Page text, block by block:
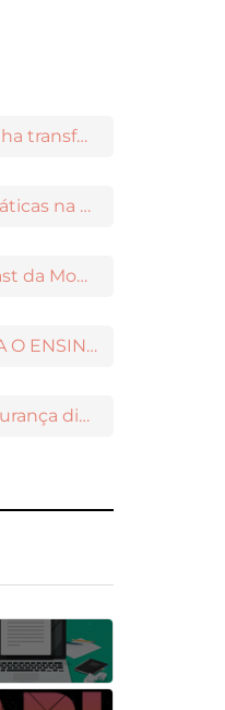
Maria Lúcia de Arruda Aranha transformou o ensino de Filosofia no Brasil
Conheça o Prêmio Boas Práticas na Escola
PNLD Na Prática: o videocast da Moderna para apoiar a escolha das obras aprovadas
NOVOS CONTEÚDOS PARA O ENSINO MÉDIO DISPONÍVEIS NO MODERNAMIGOS
Dinâmica para ensinar segurança digital nos Anos Iniciais